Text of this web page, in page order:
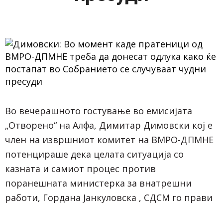
Во вечерашното гостување во емисијата
„Отворено“ на Алфа, Димитар Димовски кој е
член на извршниот комитет на ВМРО-ДПМНЕ
потенцираше дека целата ситуација со
казната и самиот процес против
поранешната министерка за внатрешни
работи, Гордана Јанкуловска , СДСМ го прави